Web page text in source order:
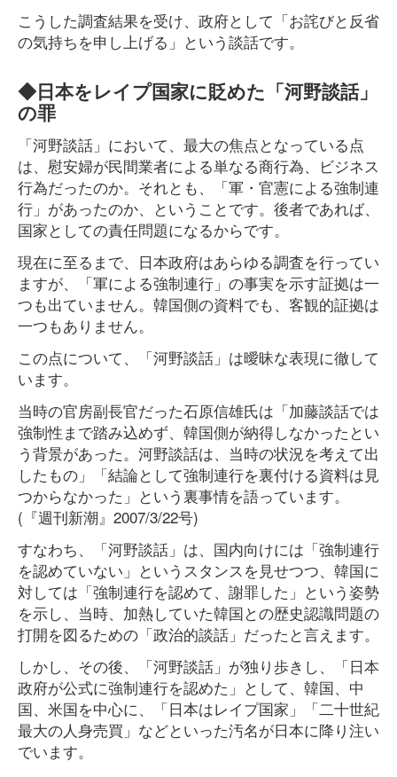
こうした調査結果を受け、政府として「お詫びと反省
の気持ちを申し上げる」という談話です。
◆日本をレイプ国家に貶めた「河野談話」
の罪
「河野談話」において、最大の焦点となっている点
は、慰安婦が民間業者による単なる商行為、ビジネス
行為だったのか。それとも、「軍・官憲による強制連
行」があったのか、ということです。後者であれば、
国家としての責任問題になるからです。
現在に至るまで、日本政府はあらゆる調査を行ってい
ますが、「軍による強制連行」の事実を示す証拠は一
つも出ていません。韓国側の資料でも、客観的証拠は
一つもありません。
この点について、「河野談話」は曖昧な表現に徹して
います。
当時の官房副長官だった石原信雄氏は「加藤談話では
強制性まで踏み込めず、韓国側が納得しなかったとい
う背景があった。河野談話は、当時の状況を考えて出
したもの」「結論として強制連行を裏付ける資料は見
つからなかった」という裏事情を語っています。
(『週刊新潮』2007/3/22号)
すなわち、「河野談話」は、国内向けには「強制連行
を認めていない」というスタンスを見せつつ、韓国に
対しては「強制連行を認めて、謝罪した」という姿勢
を示し、当時、加熱していた韓国との歴史認識問題の
打開を図るための「政治的談話」だったと言えます。
しかし、その後、「河野談話」が独り歩きし、「日本
政府が公式に強制連行を認めた」として、韓国、中
国、米国を中心に、「日本はレイプ国家」「二十世紀
最大の人身売買」などといった汚名が日本に降り注い
でいます。